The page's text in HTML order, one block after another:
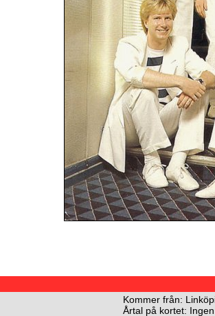
Kommer från:
Årtal på kortet: Ingen